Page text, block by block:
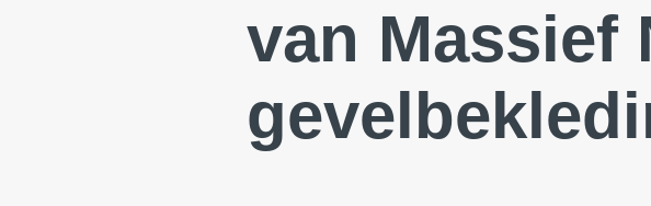
van Massief